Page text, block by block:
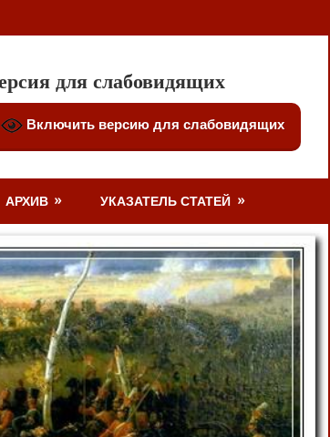
для слабовидящих
Включить версию для слабовидящих
АРХИВ УКАЗАТЕЛЬ СТАТЕЙ